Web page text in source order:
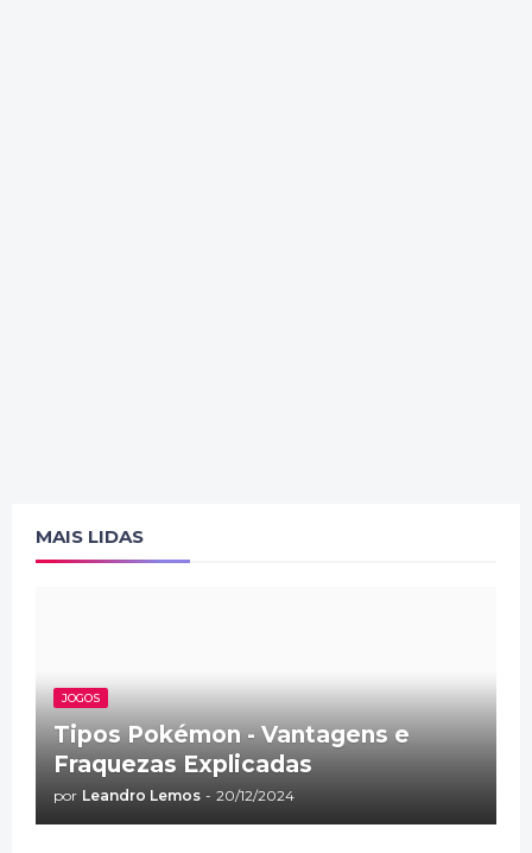
MAIS LIDAS
JOGOS
Tipos Pokémon - Vantagens e
Fraquezas Explicadas
por Leandro Lemos - 20/12/2024